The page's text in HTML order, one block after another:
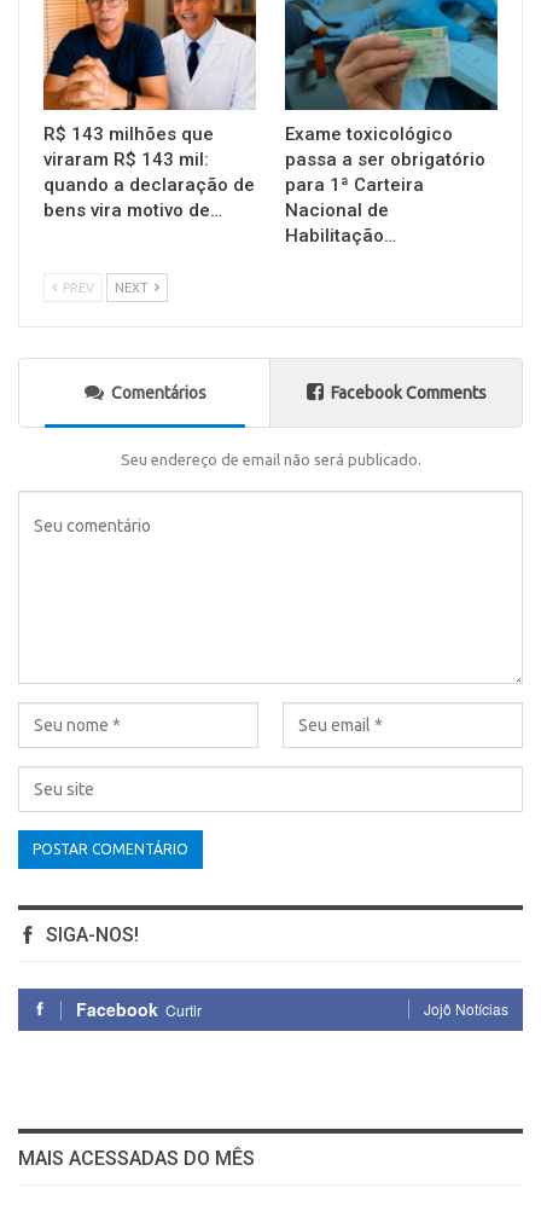
R$ 143 milhões que
viraram R$ 143 mil:
quando a declaração de
bens vira motivo de…
Exame toxicológico
passa a ser obrigatório
para 1ª Carteira
Nacional de
Habilitação…
PREV NEXT
Comentários Facebook Comments
Seu endereço de email não será publicado.
SIGA-NOS!
Facebook Curtir Jojô Notícias
MAIS ACESSADAS DO MÊS